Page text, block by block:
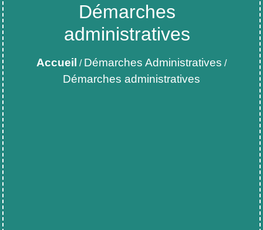
Démarches
administratives
Accueil / Démarches Administratives /
Démarches administratives